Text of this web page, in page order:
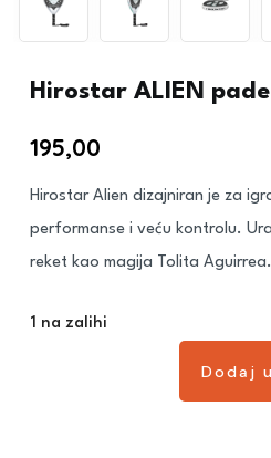
Hirostar ALIEN
195,00
Hirostar Alien dizajniran je za
performanse i veću kontrolu.
reket kao magija Tolita Aguirrea.
1 na zalihi
Dodaj